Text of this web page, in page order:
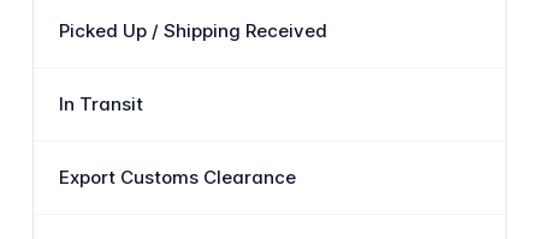
Picked Up / Shipping Received
In Transit
Export Customs Clearance